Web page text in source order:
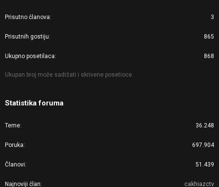
Prisutno članova 3
Prisutnih gostiju 865
Ukupno posetilaca 868
Ukupan broj može sadržati i skrivene posetioce.
Statistika foruma
Teme 36.248
Poruka 697.904
Članovi 51.439
Najnoviji član cakhiazctv